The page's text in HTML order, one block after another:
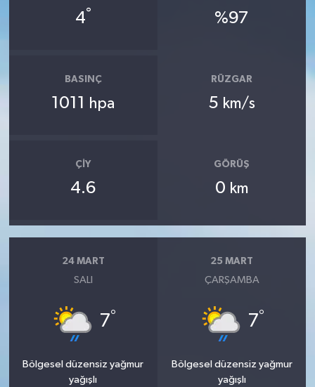
4° %97
BASINÇ
1011 hpa
RÜZGAR
5 km/s
ÇIY
4.6
GÖRÜŞ
0 km
24 MART
SALI
7°
Bölgesel düzensiz yağmur
yağışlı
25 MART
ÇARŞAMBA
7°
Bölgesel düzensiz yağmur
yağışlı